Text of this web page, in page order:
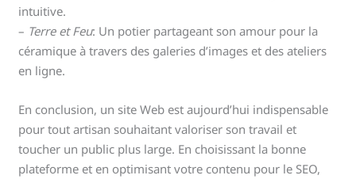
intuitive.
– Terre et Feu: Un potier partageant son amour pour la
céramique à travers des galeries d’images et des ateliers
en ligne.
En conclusion, un site Web est aujourd’hui indispensable
pour tout artisan souhaitant valoriser son travail et
toucher un public plus large. En choisissant la bonne
plateforme et en optimisant votre contenu pour le SEO,